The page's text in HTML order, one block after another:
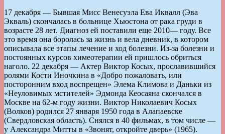
17 декабря — Бывшая Мисс Венесуэла Ева Иквалл (Эва
Экваль) скончалась в больнице Хьюстона от рака груди в
возрасте 28 лет. Диагноз ей поставили еще 2010— году. Все
это время она боролась за жизнь и вела дневник, в котором
описывала все этапы лечение и ход болезни. Из-за болезни и
постоянных курсов химеотерапии ей пришлось обриться
наголо. 22 декабря — Актер Виктор Косых, прославившийся
ролями Кости Иночкина в «Добро пожаловать, или
посторонним вход воспрещен» Элема Климова и Даньки из
«Неуловимых мстителей» Эдмонда Кеосаяна скончался в
Москве на 62-м году жизни. Виктор Николаевич Косых
(Волков) родился 27 января 1950 года в Алапаевске
(Свердловская область). Снялся в 40 фильмах, в том числе —
у Александра Митты в «Звонят, откройте дверь» (1965).